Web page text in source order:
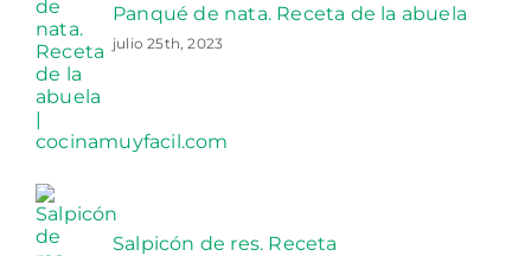
Panqué de nata. Receta de la abuela
julio 25th, 2023
Salpicón de res. Receta